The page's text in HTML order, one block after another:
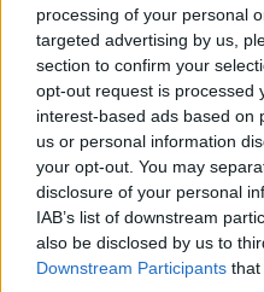
processing of your personal
targeted advertising by us,
section to confirm your
opt-out request is processed
interest-based ads based on
us or personal information
your opt-out. You may
disclosure of your personal
IAB’s list of downstream
also be disclosed by us to
Downstream Participants that
Ακολουθήστε το E-
και μάθετε πρώτοιτα
Εσύ μπήκες στο E-
και ότι σου κάνει κλικ!
Ακολουθήστε το E-